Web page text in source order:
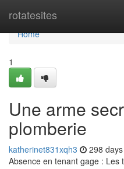
rotatesites
Home
Home
1
Une arme
plomberie
katherinet831xqh3 298
Absence en tenant gage : Les